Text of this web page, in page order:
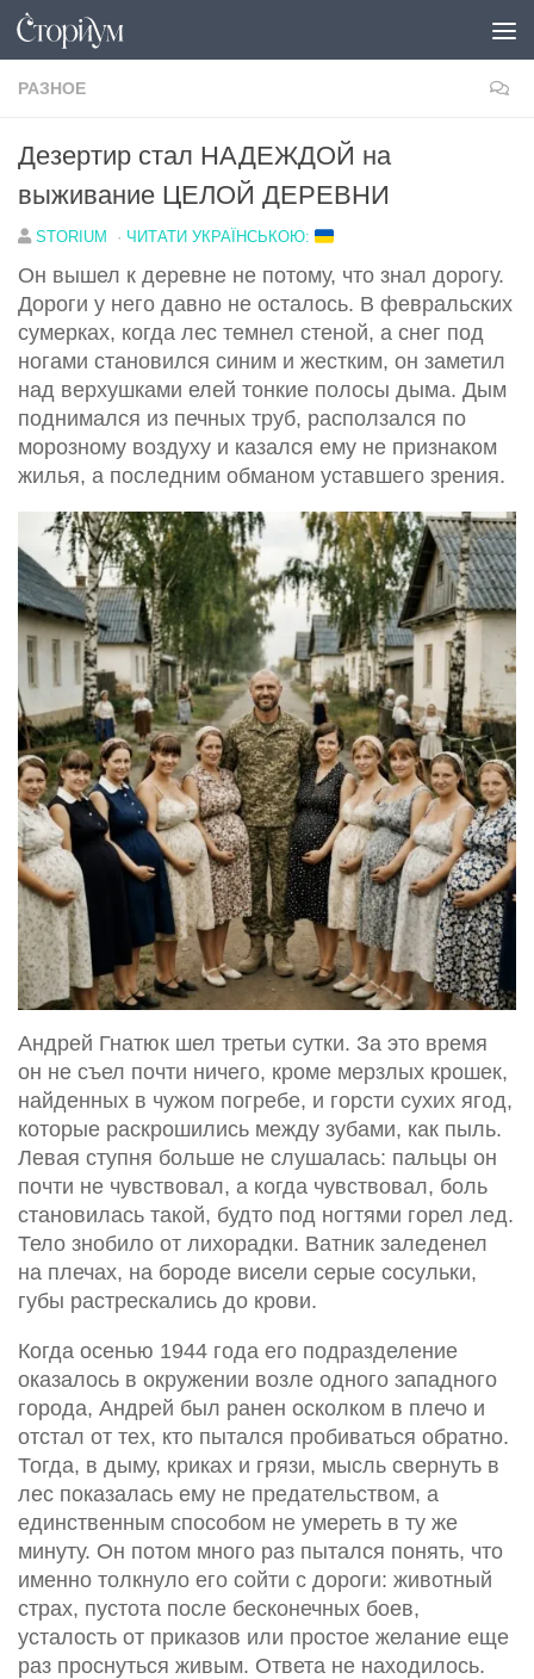
Под записью
РАЗНОЕ
Дезертир стал НАДЕЖДОЙ на
выживание ЦЕЛОЙ ДЕРЕВНИ
STORIUM · ЧИТАТИ УКРАЇНСЬКОЮ:
Он вышел к деревне не потому, что знал дорогу.
Дороги у него давно не осталось. В февральских
сумерках, когда лес темнел стеной, а снег под
ногами становился синим и жестким, он заметил
над верхушками елей тонкие полосы дыма. Дым
поднимался из печных труб, расползался по
морозному воздуху и казался ему не признаком
жилья, а последним обманом уставшего зрения.
Андрей Гнатюк шел третьи сутки. За это время
он не съел почти ничего, кроме мерзлых крошек,
найденных в чужом погребе, и горсти сухих ягод,
которые раскрошились между зубами, как пыль.
Левая ступня больше не слушалась: пальцы он
почти не чувствовал, а когда чувствовал, боль
становилась такой, будто под ногтями горел лед.
Тело знобило от лихорадки. Ватник заледенел
на плечах, на бороде висели серые сосульки,
губы растрескались до крови.
Когда осенью 1944 года его подразделение
оказалось в окружении возле одного западного
города, Андрей был ранен осколком в плечо и
отстал от тех, кто пытался пробиваться обратно.
Тогда, в дыму, криках и грязи, мысль свернуть в
лес показалась ему не предательством, а
единственным способом не умереть в ту же
минуту. Он потом много раз пытался понять, что
именно толкнуло его сойти с дороги: животный
страх, пустота после бесконечных боев,
усталость от приказов или простое желание еще
раз проснуться живым. Ответа не находилось.